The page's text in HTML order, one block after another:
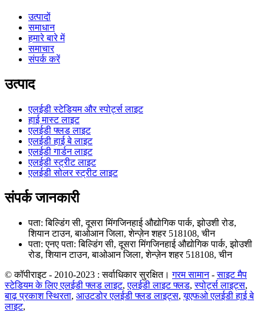
उत्पादों
समाधान
हमारे बारे में
समाचार
संपर्क करें
उत्पाद
एलईडी स्टेडियम और स्पोर्ट्स लाइट
हाई मास्ट लाइट
एलईडी फ्लड लाइट
एलईडी हाई बे लाइट
एलईडी गार्डन लाइट
एलईडी स्ट्रीट लाइट
एलईडी सोलर स्ट्रीट लाइट
संपर्क जानकारी
पता: बिल्डिंग सी, दूसरा मिंगजिनहाई औद्योगिक पार्क, झोउशी रोड,
शियान टाउन, बाओआन जिला, शेन्ज़ेन शहर 518108, चीन
पता: एनए पता: बिल्डिंग सी, दूसरा मिंगजिनहाई औद्योगिक पार्क, झोउशी
रोड, शियान टाउन, बाओआन जिला, शेन्ज़ेन शहर 518108, चीन
© कॉपीराइट - 2010-2023 : सर्वाधिकार सुरक्षित। गरम सामान-साइट मैप
स्टेडियम के लिए एलईडी फ्लड लाइट,एलईडी लाइट फ्लड,स्पोर्ट्स लाइट्स,
बाढ़ प्रकाश स्थिरता, आउटडोर एलईडी फ्लड लाइट्स,यूएफओ एलईडी हाई बे
लाइट,